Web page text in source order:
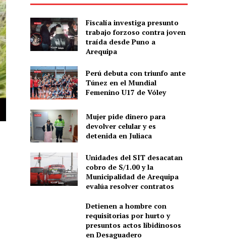
Fiscalía investiga presunto
trabajo forzoso contra joven
traída desde Puno a
Arequipa
Perú debuta con triunfo ante
Túnez en el Mundial
Femenino U17 de Vóley
Mujer pide dinero para
devolver celular y es
detenida en Juliaca
Unidades del SIT desacatan
cobro de S/1.00 y la
Municipalidad de Arequipa
evalúa resolver contratos
Detienen a hombre con
requisitorias por hurto y
presuntos actos libidinosos
en Desaguadero